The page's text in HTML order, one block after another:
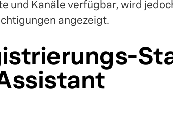
und Kanäle verfügbar, wird
angezeigt.